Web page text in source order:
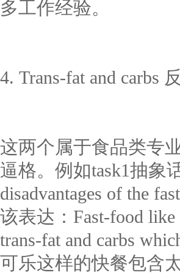
多工作经验。
4. Trans-fat and carbs
这两个属于食品类专
逼格。例如task1抽象
disadvantages of the
该表达：Fast-food like
trans-fat and carbs
可乐这样的快餐包含